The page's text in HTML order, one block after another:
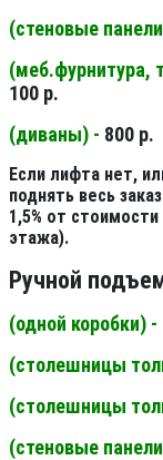
(стеновые панели
(меб.фурнитура,
100 р.
(диваны) - 800 р.
Если лифта нет,
поднять весь
1,5% от
этажа).
Ручной
(одной коробки) -
(столешницы
(столешницы
(стеновые панели